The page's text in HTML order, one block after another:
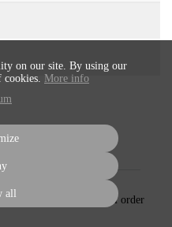
subscription Cancel order
on our site. By using our
cookies. More info
all